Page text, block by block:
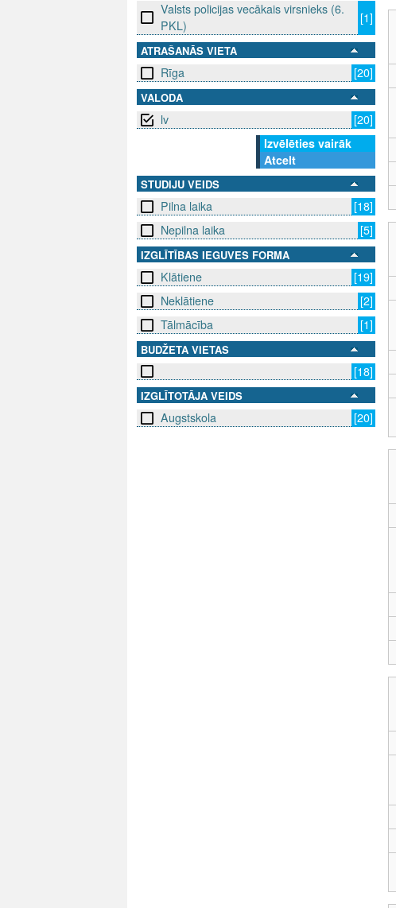
Valsts policijas vecākais virsnieks (6.
PKL)
[1]
ATRAŠANĀS VIETA
Rīga [20]
VALODA
lv
[20]
Izvēlēties vairāk
Atcelt
STUDIJU VEIDS
Pilna laika
[18]
Nepilna laika
[5]
IZGLĪTĪBAS IEGUVES FORMA
Klātiene
[19]
Neklātiene
[2]
Tālmācība
[1]
BUDŽETA VIETAS
[18]
IZGLĪTOTĀJA VEIDS
Augstskola [20]